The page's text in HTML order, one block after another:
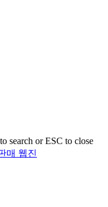
search or ESC to close